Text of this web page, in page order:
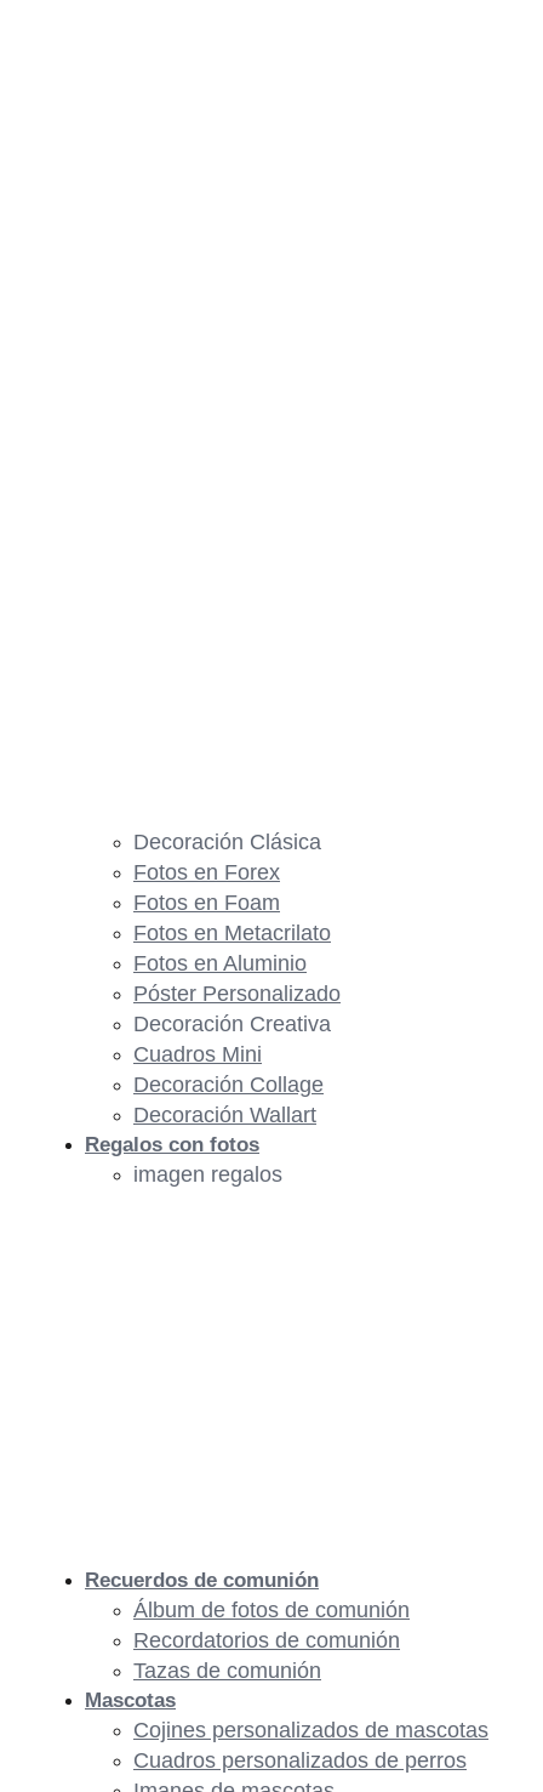
Decoración Clásica
Fotos en Forex
Fotos en Foam
Fotos en Metacrilato
Fotos en Aluminio
Póster Personalizado
Decoración Creativa
Cuadros Mini
Decoración Collage
Decoración Wallart
Regalos con fotos
imagen regalos
Recuerdos de comunión
Álbum de fotos de comunión
Recordatorios de comunión
Tazas de comunión
Mascotas
Cojines personalizados de mascotas
Cuadros personalizados de perros